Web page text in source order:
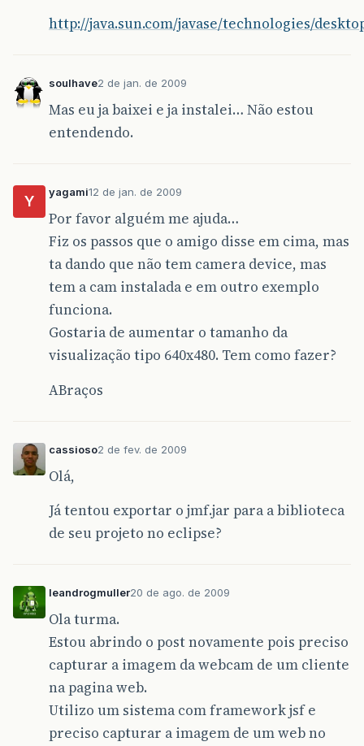
http://java.sun.com/javase/technologies/
soulhave2 de jan. de 2009
Mas eu ja baixei e ja instalei… Não estou
entendendo.
Y
yagami12 de jan. de 2009
Por favor alguém me ajuda…
Fiz os passos que o amigo disse em cima, mas
ta dando que não tem camera device, mas
tem a cam instalada e em outro exemplo
funciona.
Gostaria de aumentar o tamanho da
visualização tipo 640x480. Tem como fazer?
ABraços
cassioso2 de fev. de 2009
Olá,
Já tentou exportar o jmf.jar para a biblioteca
de seu projeto no eclipse?
leandrogmuller20 de ago. de 2009
Ola turma.
Estou abrindo o post novamente pois preciso
capturar a imagem da webcam de um cliente
na pagina web.
Utilizo um sistema com framework jsf e
preciso capturar a imagem de um web no